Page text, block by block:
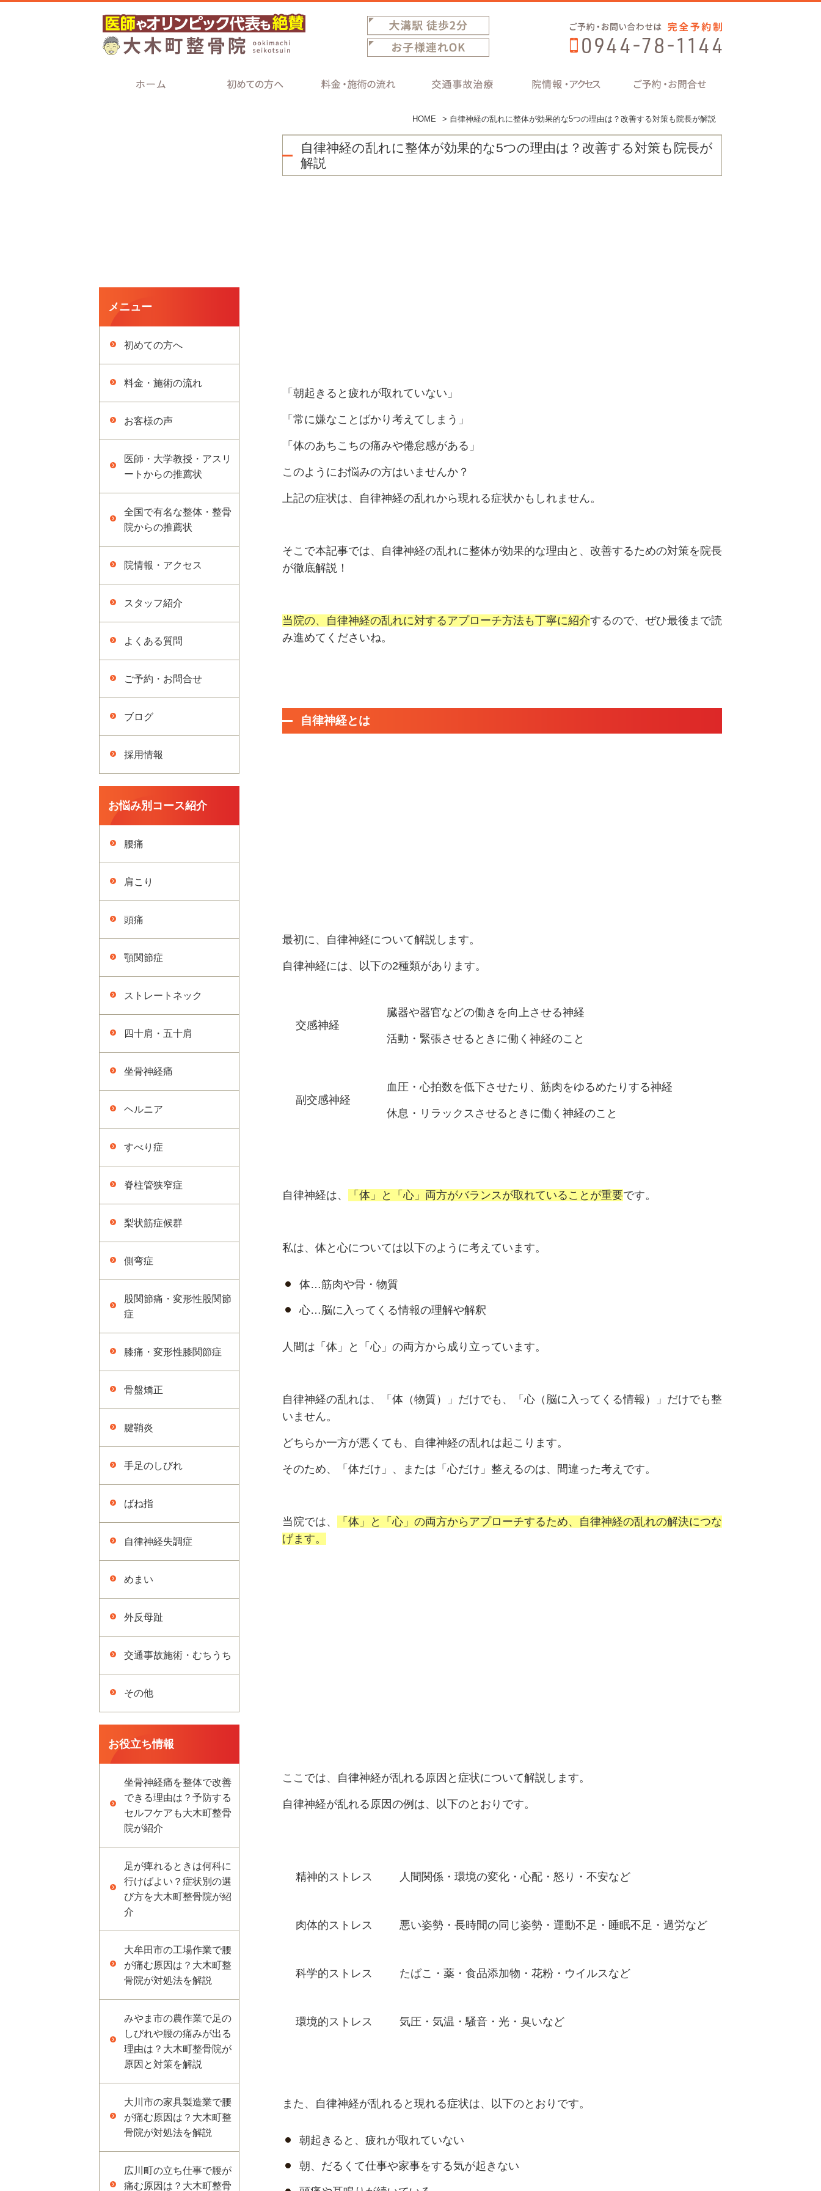
HOME > 自律神経の乱れに整体が効果的な5つの理由は？改善する対策も院長が解説
自律神経の乱れに整体が効果的な5つの理由は？改善する対策も院長が
解説
「朝起きると疲れが取れていない」
「常に嫌なことばかり考えてしまう」
「体のあちこちの痛みや倦怠感がある」
このようにお悩みの方はいませんか？
上記の症状は、自律神経の乱れから現れる症状かもしれません。
そこで本記事では、 自律神経の乱れに整体が効果的な理由と、改善するための対策を院長
が徹底解説！
当院の、自律神経の乱れに対するアプローチ方法も丁寧に紹介するので、ぜひ最後まで読
み進めてくださいね。
自律神経とは
最初に、自律神経について解説します。
自律神経には、以下の2種類があります。
交感神経
臓器や器官などの働きを向上させる神経
活動・緊張させるときに働く神経のこと
副交感神経
血圧・心拍数を低下させたり、筋肉をゆるめたりする神経
休息・リラックスさせるときに働く神経のこと
自律神経は、 「体」と「心」両方がバランスが取れていることが重要です。
私は、体と心については以下のように考えています。
体…筋肉や骨・物質
心…脳に入ってくる情報の理解や解釈
人間は「体」と「心」の両方から成り立っています。
自律神経の乱れは、「体（物質）」だけでも、「心（脳に入ってくる情報）」だけでも整
いません。
どちらか一方が悪くても、自律神経の乱れは起こります。
そのため、「体だけ」、または「心だけ」整えるのは、間違った考えです。
当院では、
「体」と「心」の両方からアプローチするため、自律神経の乱れの解決につな
げます。
ここでは、自律神経が乱れる原因と症状について解説します。
自律神経が乱れる原因の例は、以下のとおりです。
精神的ストレス 人間関係・環境の変化・心配・怒り・不安など
肉体的ストレス 悪い姿勢・長時間の同じ姿勢・運動不足・睡眠不足・過労など
科学的ストレス たばこ・薬・食品添加物・花粉・ウイルスなど
環境的ストレス 気圧・気温・騒音・光・臭いなど
また、自律神経が乱れると現れる症状は、以下のとおりです。
朝起きると、疲れが取れていない
朝、だるくて仕事や家事をする気が起きない
メニュー
初めての方へ
料金・施術の流れ
お客様の声
医師・大学教授・アスリ
ートからの推薦状
全国で有名な整体・整骨
院からの推薦状
院情報・アクセス
スタッフ紹介
よくある質問
ご予約・お問合せ
ブログ
採用情報
お悩み別コース紹介
腰痛
肩こり
頭痛
顎関節症
ストレートネック
四十肩・五十肩
坐骨神経痛
ヘルニア
すべり症
脊柱管狭窄症
梨状筋症候群
側弯症
股関節痛・変形性股関節
症
膝痛・変形性膝関節症
骨盤矯正
腱鞘炎
手足のしびれ
ばね指
自律神経失調症
めまい
外反母趾
交通事故施術・むちうち
その他
お役立ち情報
坐骨神経痛を整体で改善
できる理由は？予防する
セルフケアも大木町整骨
院が紹介
足が痺れるときは何科に
行けばよい？症状別の選
び方を大木町整骨院が紹
介
大牟田市の工場作業で腰
が痛む原因は？大木町整
骨院が対処法を解説
みやま市の農作業で足の
しびれや腰の痛みが出る
理由は？大木町整骨院が
原因と対策を解説
大川市の家具製造業で腰
が痛む原因は？大木町整
骨院が対処法を解説
広川町の立ち仕事で腰が
痛む原因は？大木町整骨